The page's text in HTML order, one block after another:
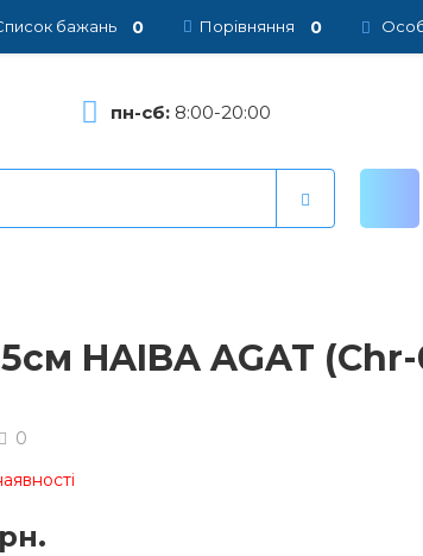
бажань 0 Порівняння 0
пн-сб:8:00-20:00
HAIBA AGAT
0